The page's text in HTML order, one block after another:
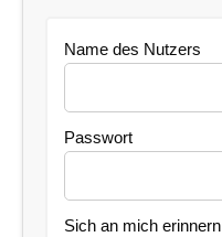
Name des Nutzers
Passwort
Sich an mich erinnern